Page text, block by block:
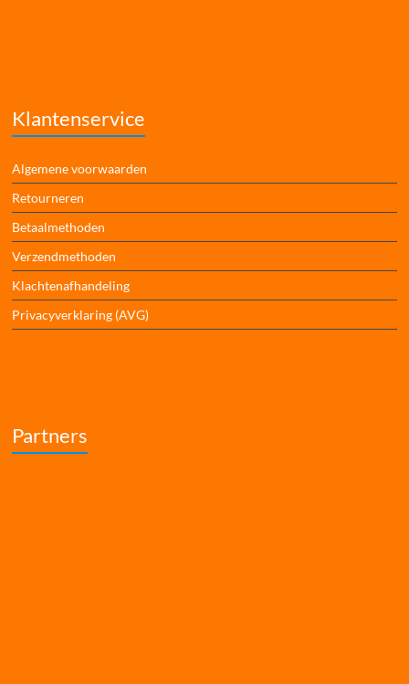
Klantenservice
Algemene voorwaarden
Retourneren
Betaalmethoden
Verzendmethoden
Klachtenafhandeling
Privacyverklaring (AVG)
Partners